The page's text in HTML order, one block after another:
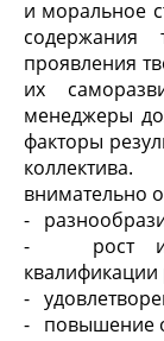
и моральное
проявления
их
менеджеры
факторы
внимательно
-
- рост и
-
- повышение